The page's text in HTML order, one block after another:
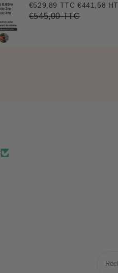
Prix
réduit
€529,89 TTC €529,89
€441,58 HT
Prix
€545,00 TTC€545,00